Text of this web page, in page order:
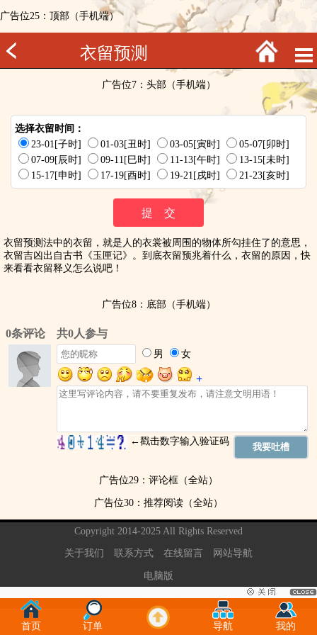
广告位25：顶部（手机端）
衣留预测
广告位7：头部（手机端）
选择衣留时间：
23-01[子时]
01-03[丑时] 03-05[寅时]
05-07[卯时]
07-09[辰时]
09-11[巳时] 11-13[午时]
13-15[未时]
15-17[申时]
17-19[酉时] 19-21[戌时] 21-23[亥时]
衣留预测法中的衣留，就是人的衣裳被周围的物体所勾挂住了的意思，
衣留吉凶出自古书《玉匣记》。到底衣留预兆着什么，衣留的原因，快
来看看衣留释义怎么说吧！
广告位8：底部（手机端）
广告位29：评论框（全站）
广告位30：推荐阅读（全站）
Copyright 2014-2025 All Rights Reserved
关于我们 联系方式 在线留言 网站导航
电脑版
当前页面执行的时间：0.01秒
首页 订单 导航 我的